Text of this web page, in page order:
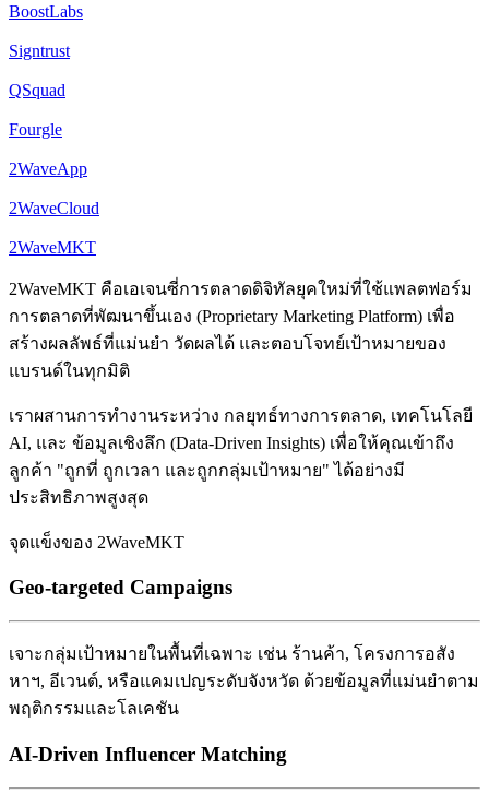
BoostLabs
Signtrust
QSquad
Fourgle
2WaveApp
2WaveCloud
2WaveMKT
2WaveMKT คือเอเจนซี่การตลาดดิจิทัลยุคใหม่ที่ใช้แพลตฟอร์ม
การตลาดที่พัฒนาขึ้นเอง (Proprietary Marketing Platform) เพื่อ
สร้างผลลัพธ์ที่แม่นยำ วัดผลได้ และตอบโจทย์เป้าหมายของ
แบรนด์ในทุกมิติ
เราผสานการทำงานระหว่าง กลยุทธ์ทางการตลาด, เทคโนโลยี
AI, และ ข้อมูลเชิงลึก (Data-Driven Insights) เพื่อให้คุณเข้าถึง
ลูกค้า "ถูกที่ ถูกเวลา และถูกกลุ่มเป้าหมาย" ได้อย่างมี
ประสิทธิภาพสูงสุด
จุดแข็งของ 2WaveMKT
Geo-targeted Campaigns
เจาะกลุ่มเป้าหมายในพื้นที่เฉพาะ เช่น ร้านค้า, โครงการอสัง
หาฯ, อีเวนต์, หรือแคมเปญระดับจังหวัด ด้วยข้อมูลที่แม่นยำตาม
พฤติกรรมและโลเคชัน
AI-Driven Influencer Matching